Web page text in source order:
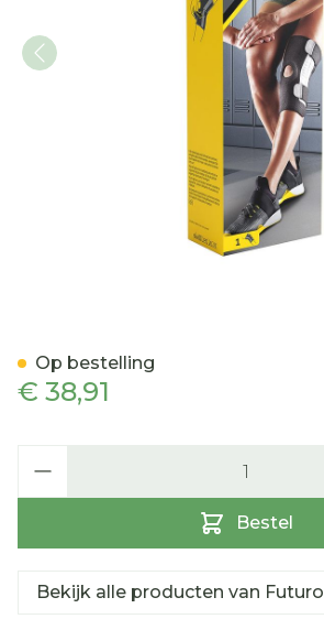
€ 38,91
Bestel
Op bestelling
Bekijk alle producten van Futuro